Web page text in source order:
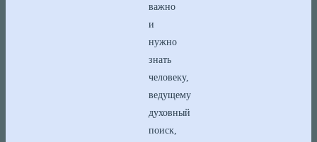
важно
и
нужно
знать
человеку,
ведущему
духовный
поиск,